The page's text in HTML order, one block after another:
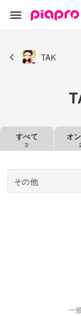
TAK
すべて
3
オ
その他
一